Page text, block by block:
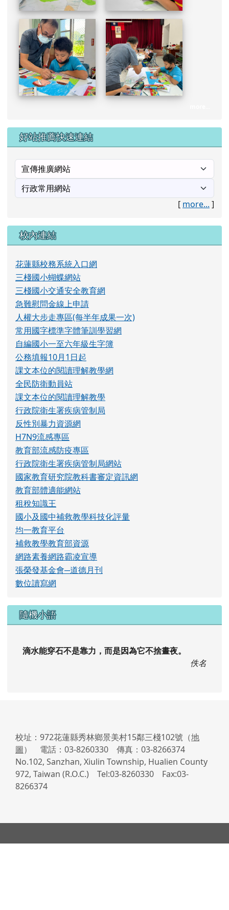
好站推薦快速連結
[ more... ]
校內連結
花蓮縣校務系統入口網
三棧國小蝴蝶網站
三棧國小交通安全教育網
急難慰問金線上申請
人權大步走專區(每半年成果一次)
常用國字標準字體筆訓學習網
自編國小一至六年級生字簿
公務填報10月1日起
課文本位的閱讀理解教學網
全民防衛動員站
課文本位的閱讀理解教學
行政院衛生署疾病管制局
反性別暴力資源網
H7N9流感專區
教育部流感防疫專區
行政院衛生署疾病管制局網站
國家教育研究院教科書審定資訊網
教育部體適能網站
租稅知識王
國小及國中補救教學科技化評量
均一教育平台
補救教學教育部資源
網路素養網路霸凌宣導
張榮發基金會─道德月刊
數位讀寫網
隨機小語
滴水能穿石不是靠力，而是因為它不捨晝夜。
佚名
校址：972花蓮縣秀林鄉景美村15鄰三棧102號（地
圖） 電話：03-8260330 傳真：03-8266374
No.102, Sanzhan, Xiulin Township, Hualien County
972, Taiwan (R.O.C.) Tel:03-8260330 Fax:03-
8266374